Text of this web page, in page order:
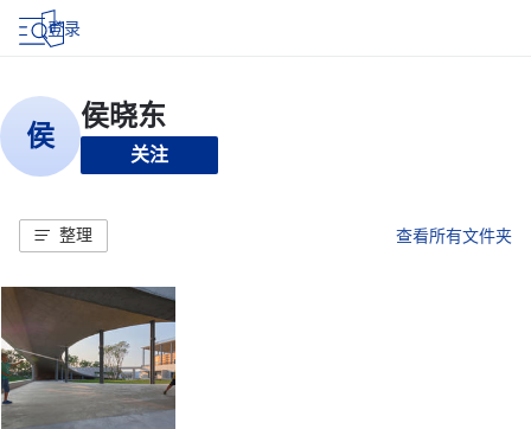
登录
关注
整理 查看所有文件夹